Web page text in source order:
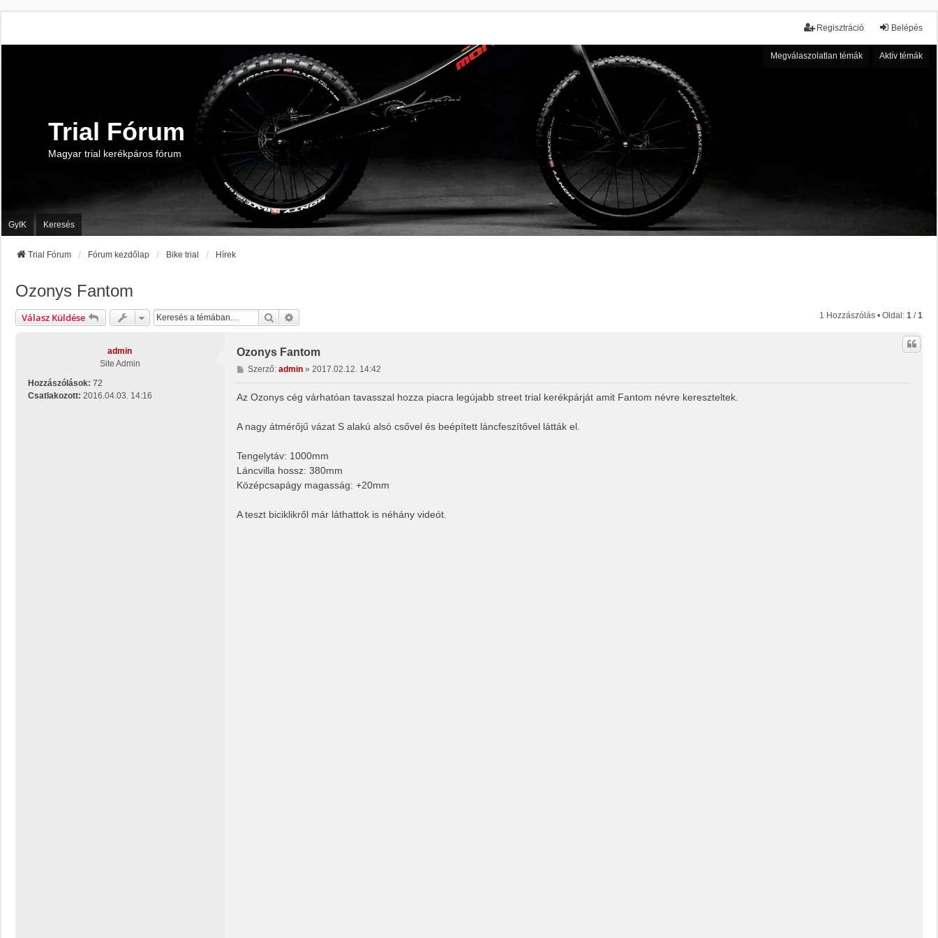
Belépés
Regisztráció
Megválaszolatlan témák Aktív témák
Trial Fórum
Magyar trial kerékpáros fórum
GyIK Keresés
Trial Fórum Fórum kezdőlap Bike trial Hírek
Ozonys Fantom
Válasz Küldése Keresés 1 Hozzászólás • Oldal: 1 /1
admin
Site Admin
Hozzászólások: 72
Csatlakozott: 2016.04.03. 14:16
Ozonys Fantom
H
o
z
s
ó
l
á
Szerző: admin» 2017.02.12. 14:42
Az Ozonys cég várhatóan tavasszal hozza piacra legújabb street trial kerékpárját amit Fantom névre kereszteltek.
A nagy átmérőjű vázat S alakú alsó csővel és beépített láncfeszítővel látták el.
Tengelytáv: 1000mm
Láncvilla hossz: 380mm
Középcsapágy magasság: +20mm
A teszt biciklikről már láthattok is néhány videót.